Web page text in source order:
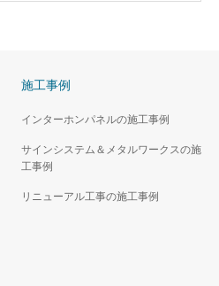
施工事例
インターホンパネルの施工事例
サインシステム＆メタルワークスの施
工事例
リニューアル工事の施工事例